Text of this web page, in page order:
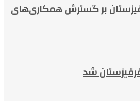
بر گسترش همکاری‌های
شد